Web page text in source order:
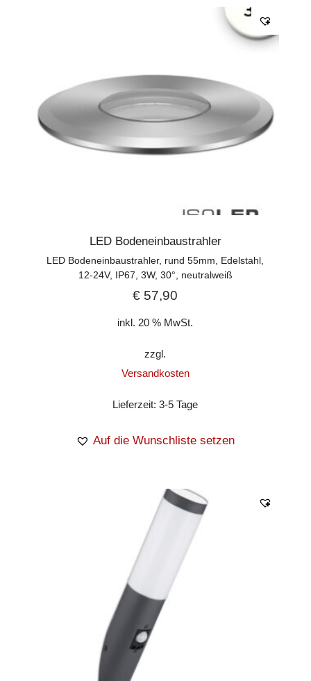
LED Bodeneinbaustrahler
LED Bodeneinbaustrahler, rund 55mm, Edelstahl,
12-24V, IP67, 3W, 30°, neutralweiß
€ 57,90
inkl. 20 % MwSt.
zzgl.
Versandkosten
Lieferzeit:3-5 Tage
Auf die Wunschliste setzen